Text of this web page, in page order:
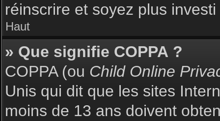
réinscrire et soyez plus
Haut
» Que signifie COPPA ?
COPPA (ou Child Online
Unis qui dit que les sites
moins de 13 ans doivent